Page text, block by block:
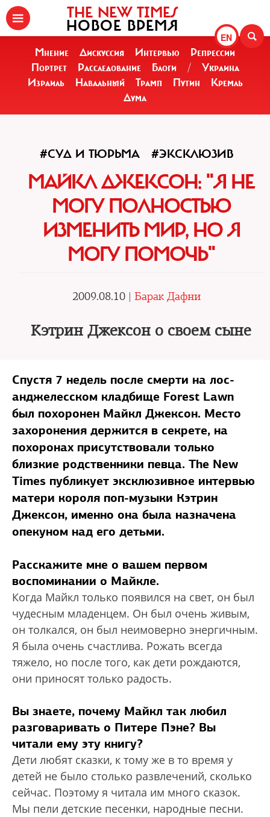
EN
THE NEW TIMES
НОВОЕ ВРЕМЯ
Мнение Дискуссия Интервью
Репрессии
Портрет
Расследование Блоги /
Украина
Израиль
Навальный Трамп Путин
Кремль
Дума
#СУД И ТЮРЬМА #ЭКСКЛЮЗИВ
МАЙКЛ ДЖЕКСОН: "Я НЕ
МОГУ ПОЛНОСТЬЮ
ИЗМЕНИТЬ МИР, НО Я
МОГУ ПОМОЧЬ"
2009.08.10 | Барак Дафни
Кэтрин Джексон о своем сыне
Cпустя 7 недель после смерти на лос-
анджелесском кладбище Forest Lawn
был похоронен Майкл Джексон. Место
захоронения держится в секрете, на
похоронах присутствовали только
близкие родственники певца. The New
Times публикует эксклюзивное интервью
матери короля поп-музыки Кэтрин
Джексон, именно она была назначена
опекуном над его детьми.
Расскажите мне о вашем первом
воспоминании о Майкле.
Когда Майкл только появился на свет, он был
чудесным младенцем. Он был очень живым,
он толкался, он был неимоверно энергичным.
Я была очень счастлива. Рожать всегда
тяжело, но после того, как дети рождаются,
они приносят только радость.
Вы знаете, почему Майкл так любил
разговаривать о Питере Пэне? Вы
читали ему эту книгу?
Дети любят сказки, к тому же в то время у
детей не было столько развлечений, сколько
сейчас. Поэтому я читала им много сказок.
Мы пели детские песенки, народные песни.